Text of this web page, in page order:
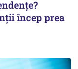
încep prea